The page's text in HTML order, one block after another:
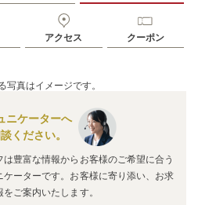
アクセス クーポン
写真はイメージです。
ニケーターへ
ください。
豊富な情報からお客様のご希望に合う
ーターです。お客様に寄り添い、お求
ご案内いたします。